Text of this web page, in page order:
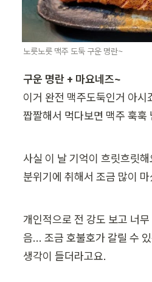
노릇노릇 맥주 도둑 구운 명란~
이거 완전 맥주도둑인거 아시
짭짤해서 먹다보면 맥주 훅훅
사실 이 날 기억이 흐릿흐릿해
분위기에 취해서 조금 많이
개인적으로 전 강도 보고 너
음... 조금 호불호가 갈릴 수
생각이 들더라고요.